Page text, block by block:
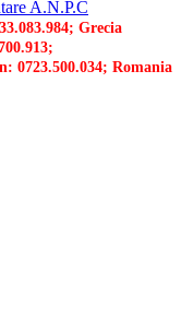
A.N.P.C
Grecia
0723.500.034; Romania